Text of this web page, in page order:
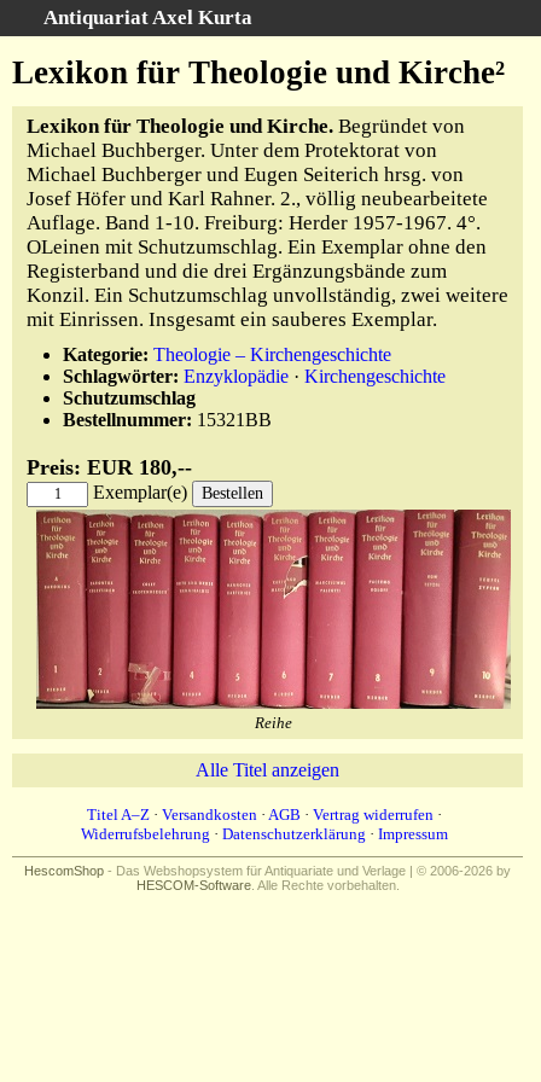
Antiquariat Axel Kurta
Suche
Sachgebiete
Schlagwörter
Kataloge
Ankauf
Warenkorb
Geschäftschronik
Lexikon für Theologie und Kirche²
Lexikon für Theologie und Kirche. Begründet von
Michael Buchberger. Unter dem Protektorat von
Michael Buchberger und Eugen Seiterich hrsg. von
Josef Höfer und Karl Rahner. 2., völlig neubearbeitete
Auflage. Band 1-10. Freiburg: Herder 1957-1967. 4°.
OLeinen mit Schutzumschlag. Ein Exemplar ohne den
Registerband und die drei Ergänzungsbände zum
Konzil. Ein Schutzumschlag unvollständig, zwei weitere
mit Einrissen. Insgesamt ein sauberes Exemplar.
Kategorie: Theologie – Kirchengeschichte
Schlagwörter: Enzyklopädie · Kirchengeschichte
Schutzumschlag
Bestellnummer: 15321BB
Preis: EUR 180,--
Exemplar(e)
Reihe
Alle Titel anzeigen
Titel A–Z · Versandkosten · AGB · Vertrag widerrufen ·
Widerrufsbelehrung · Datenschutzerklärung · Impressum
HescomShop - Das Webshopsystem für Antiquariate und Verlage | © 2006-2026 by
HESCOM-Software. Alle Rechte vorbehalten.